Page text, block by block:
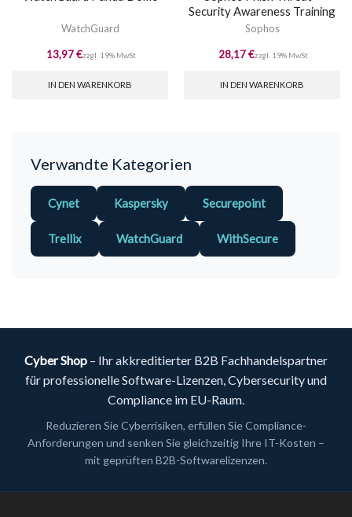
WatchGuard
13,97€zzgl. 19% MwSt
IN DEN WARENKORB
Security Awareness Training
Sophos
28,17€zzgl. 19% MwSt
IN DEN WARENKORB
Verwandte Kategorien
Cynet Kaspersky Securepoint
Trellix WatchGuard WithSecure
Cyber Shop – Ihr akkreditierter B2B Fachhandelspartner
für professionelle Software-Lizenzen, Cybersecurity und
Compliance im EU-Raum.
Reduzieren Sie Cyberrisiken, erfüllen Sie Compliance-
Anforderungen und senken Sie gleichzeitig Ihre IT-Kosten –
mit geprüften B2B-Softwarelizenzen.